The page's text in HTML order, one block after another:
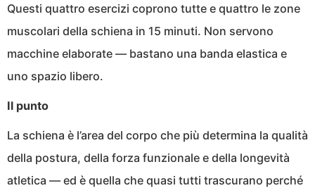
Questi quattro esercizi coprono tutte e quattro le zone
muscolari della schiena in 15 minuti. Non servono
macchine elaborate — bastano una banda elastica e
uno spazio libero.
Il punto
La schiena è l’area del corpo che più determina la qualità
della postura, della forza funzionale e della longevità
atletica — ed è quella che quasi tutti trascurano perché